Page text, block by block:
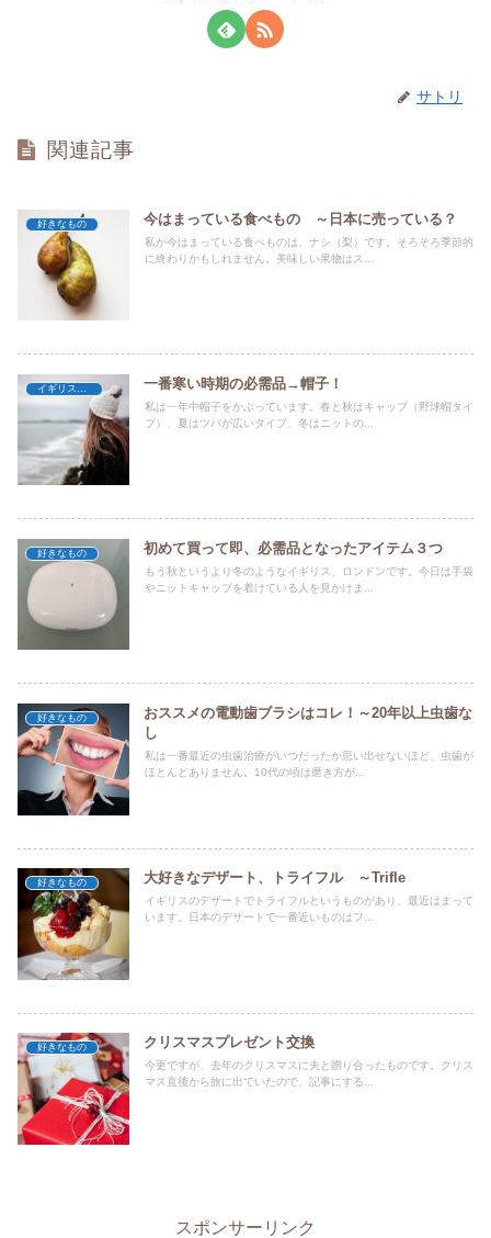
サトリ
関連記事
好きなもの 今はまっている食べもの ～日本に売っている？
私が今はまっている食べものは、ナシ（梨）です。そろそろ季節的
に終わりかもしれません。美味しい果物はス...
イギリス暮らし 一番寒い時期の必需品→帽子！
私は一年中帽子をかぶっています。春と秋はキャップ（野球帽タイ
プ）、夏はツバが広いタイプ、冬はニットの...
好きなもの 初めて買って即、必需品となったアイテム３つ
もう秋というより冬のようなイギリス、ロンドンです。今日は手袋
やニットキャップを着けている人を見かけま...
好きなもの
おススメの電動歯ブラシはコレ！～20年以上虫歯な
し
私は一番最近の虫歯治療がいつだったか思い出せないほど、虫歯が
ほとんどありません。10代の頃は磨き方が...
好きなもの 大好きなデザート、トライフル ～Trifle
イギリスのデザートでトライフルというものがあり、最近はまって
います。日本のデザートで一番近いものはフ...
好きなもの クリスマスプレゼント交換
今更ですが、去年のクリスマスに夫と贈り合ったものです。クリス
マス直後から旅に出ていたので、記事にする...
スポンサーリンク